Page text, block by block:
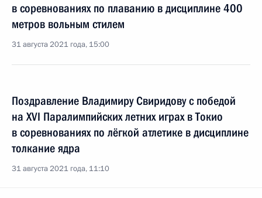
в соревнованиях по плаванию в дисциплине 400
метров вольным стилем
31 августа 2021 года, 15:00
Поздравление Владимиру Свиридову с победой
на XVI Паралимпийских летних играх в Токио
в соревнованиях по лёгкой атлетике в дисциплине
толкание ядра
31 августа 2021 года, 11:10